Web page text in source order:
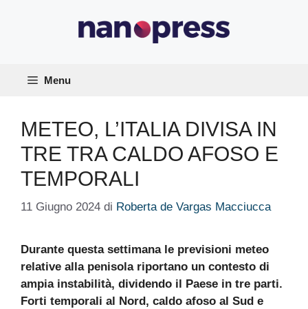
Menu
METEO, L’ITALIA DIVISA IN
TRE TRA CALDO AFOSO E
TEMPORALI
11 Giugno 2024 di Roberta de Vargas Macciucca
Durante questa settimana le previsioni meteo
relative alla penisola riportano un contesto di
ampia instabilità, dividendo il Paese in tre parti.
Forti temporali al Nord, caldo afoso al Sud e